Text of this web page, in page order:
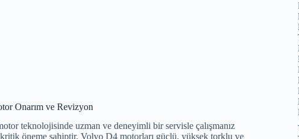
Onarım ve Revizyon
teknolojisinde uzman ve deneyimli bir servisle çalışmanız
kritik öneme sahiptir. Volvo D4 motorları güçlü, yüksek torklu ve